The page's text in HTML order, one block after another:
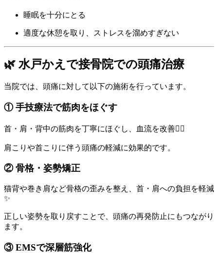
睡眠を十分にとる
適度な休憩を取り、ストレスを溜めすぎない
🌿 水戸かえで接骨院での頭痛治療
当院では、頭痛に対して以下の施術を行っています。
① 手技療法で筋肉をほぐす
首・肩・背中の筋肉を丁寧にほぐし、血流を改善💆‍♀️
肩こりや首こりに伴う頭痛の軽減に効果的です。
② 骨格・姿勢矯正
猫背や巻き肩など骨格の歪みを整え、首・肩への負担を軽減
✨
正しい姿勢を取り戻すことで、頭痛の再発防止にもつながり
ます。
③ EMSで深層筋強化